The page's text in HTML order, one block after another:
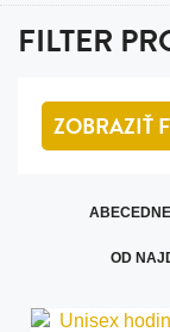
FILTER
ZOBRAZIŤ
OD